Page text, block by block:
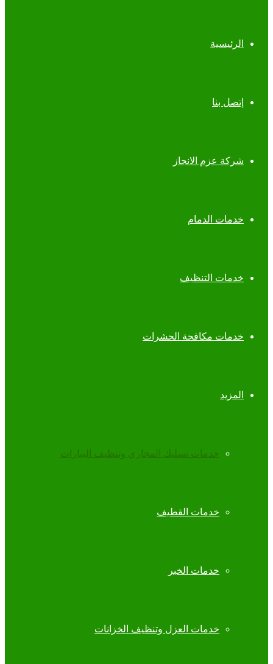
الرئيسية
إتصل بنا
شركة عزم الانجاز
خدمات الدمام
خدمات التنظيف
خدمات مكافحة الحشرات
المزيد
خدمات تسليك المجاري وتنظيف البيارات
خدمات القطيف
خدمات الخبر
خدمات العزل وتنظيف الخزانات